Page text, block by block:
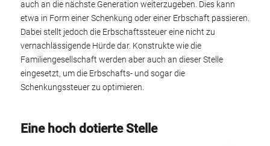
auch an die nächste Generation weiterzugeben. Dies kann
etwa in Form einer Schenkung oder einer Erbschaft passieren.
Dabei stellt jedoch die Erbschaftssteuer eine nicht zu
vernachlässigende Hürde dar. Konstrukte wie die
Familiengesellschaft werden aber auch an dieser Stelle
eingesetzt, um die Erbschafts- und sogar die
Schenkungssteuer zu optimieren.
Eine hoch dotierte Stelle